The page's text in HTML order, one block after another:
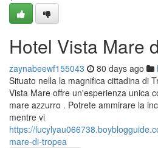
Hotel Vista Mare
zaynabeewf155043 80 days ago
Situato nella la magnifica cittadina di
Vista Mare offre un'esperienza unica
mare azzurro . Potrete ammirare la
mentre vi
https://
mare-di-tropea